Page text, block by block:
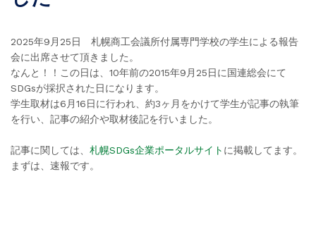
2025年9月25日 札幌商工会議所付属専門学校の学生による報告
会に出席させて頂きました。
なんと！！この日は、10年前の2015年9月25日に国連総会にて
SDGsが採択された日になります。
学生取材は6月16日に行われ、約3ヶ月をかけて学生が記事の執筆
を行い、記事の紹介や取材後記を行いました。
記事に関しては、 札幌SDGs企業ポータルサイト に掲載してます。
まずは、速報です。